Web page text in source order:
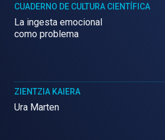
CUADERNO DE CULTURA CIENTÍFICA
La ingesta emocional
como problema
ZIENTZIA KAIERA
Ura Marten